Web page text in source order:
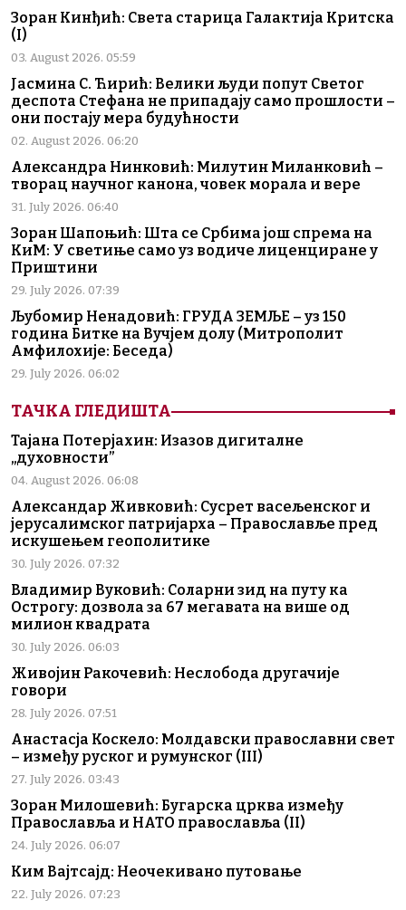
Зоран Кинђић: Света старица Галактија Критска
(I)
03. August 2026. 05:59
Јасмина С. Ћирић: Велики људи попут Светог
деспота Стефана не припадају само прошлости –
они постају мера будућности
02. August 2026. 06:20
Александра Нинковић: Милутин Миланковић –
творац научног канона, човек морала и вере
31. July 2026. 06:40
Зоран Шапоњић: Шта се Србима још спрема на
КиМ: У светиње само уз водиче лиценциране у
Приштини
29. July 2026. 07:39
Љубомир Ненадовић: ГРУДА ЗЕМЉЕ – уз 150
година Битке на Вучјем долу (Митрополит
Амфилохије: Беседа)
29. July 2026. 06:02
ТАЧКА ГЛЕДИШТА
Тајана Потерјахин: Изазов дигиталне
„духовности”
04. August 2026. 06:08
Александар Живковић: Сусрет васељенског и
јерусалимског патријарха – Православље пред
искушењем геополитике
30. July 2026. 07:32
Владимир Вуковић: Соларни зид на путу ка
Острогу: дозвола за 67 мегавата на више од
милион квадрата
30. July 2026. 06:03
Живојин Ракочевић: Неслобода другачије
говори
28. July 2026. 07:51
Анастасја Коскело: Молдавски православни свет
– између руског и румунског (III)
27. July 2026. 03:43
Зоран Милошевић: Бугарска црква између
Православља и НАТО православља (II)
24. July 2026. 06:07
Ким Вајтсајд: Неочекивано путовање
22. July 2026. 07:23